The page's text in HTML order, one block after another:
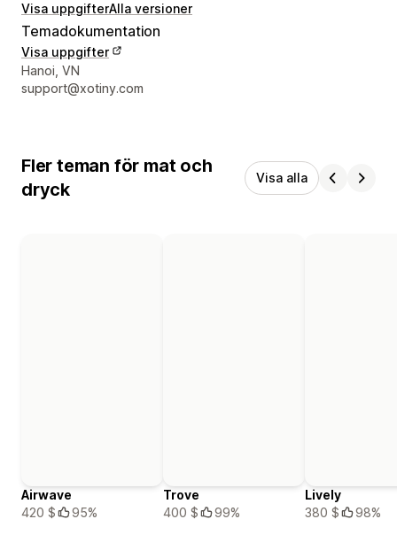
Visa uppgifterAlla versioner
Temadokumentation
Visa uppgifter
Designerns kontaktuppgifter
Hanoi, VN
support@xotiny.com
Fler teman för mat och
dryck
Visa alla
Airwave
420 $
95%
Trove
400 $
99%
Lively
380 $
98%